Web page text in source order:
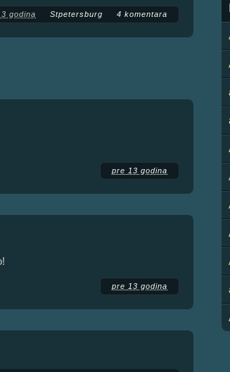
godina Stpetersburg 4 komentara
pre 13 godina
pre 13 godina